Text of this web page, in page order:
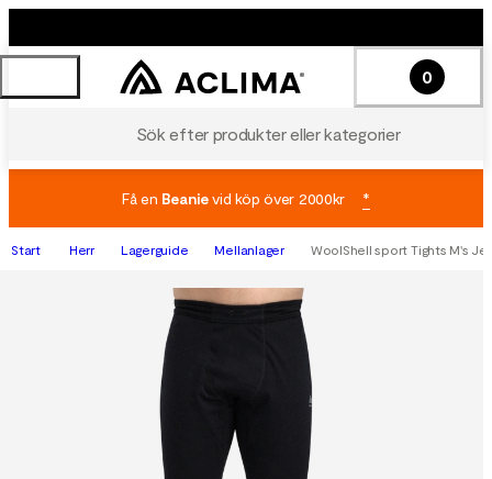
Sök efter produkter eller kategorier
0
Få en Beanievid köp över 2000kr *
Start Herr Lagerguide Mellanlager WoolShell sport Tights M's